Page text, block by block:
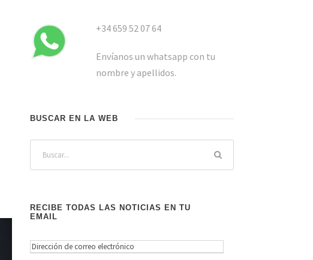
+34 659 52 07 64
Envíanos un whatsapp con tu
nombre y apellidos.
BUSCAR EN LA WEB
RECIBE TODAS LAS NOTICIAS EN TU
EMAIL
D